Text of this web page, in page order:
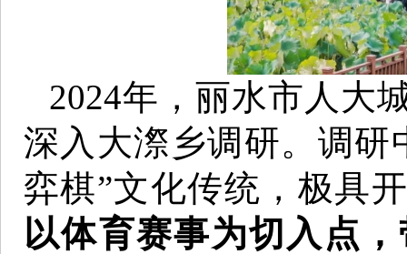
2024年，丽水市人大
深入大漈乡调研。调研
弈棋”文化传统，极具
以体育赛事为切入点